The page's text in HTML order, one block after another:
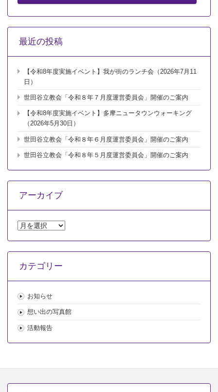
の
い
は
最近の投稿
【令和8年度実施イベント】我が街のランチ会（2026年7月11
日）
世田谷立教会「令和８年７月度運営委員会」開催のご案内
【令和8年度実施イベント】多摩ニュータウンウォーキング
（2026年5月30日）
世田谷立教会「令和８年６月度運営委員会」開催のご案内
世田谷立教会「令和８年５月度運営委員会」開催のご案内
アーカイブ
ア
ブ
カテゴリー
お知らせ
想い出の写真館
活動報告